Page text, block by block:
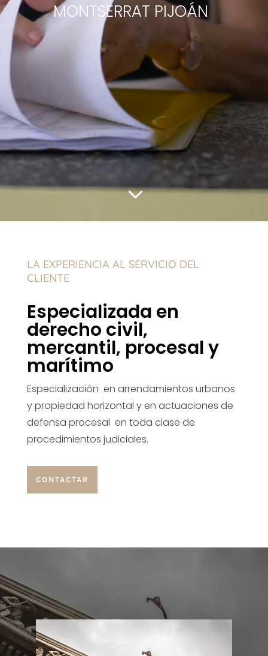
MONTSERRAT PIJOÁN
3
LA EXPERIENCIA AL SERVICIO DEL
CLIENTE
Especializada en
derecho civil,
mercantil, procesal y
marítimo
Especialización en arrendamientos urbanos
y propiedad horizontal y en actuaciones de
defensa procesal en toda clase de
procedimientos judiciales.
CONTACTAR